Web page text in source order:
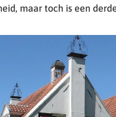
maar toch is een